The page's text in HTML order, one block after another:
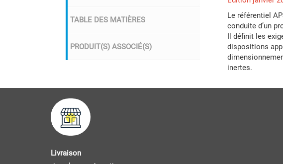
TABLE DES MATIÈRES
PRODUIT(S) ASSOCIÉ(S)
Le référentiel
conduite d’un
Il définit les
dispositions
inertes.
Livraison